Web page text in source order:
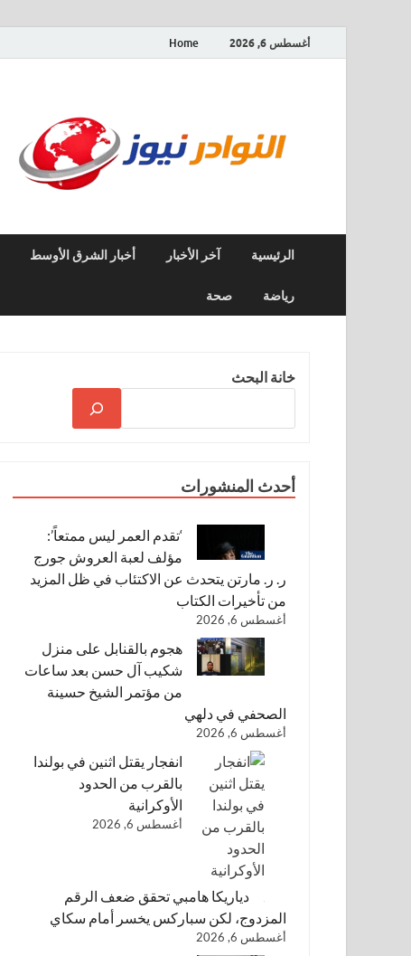
أغسطس 6, 2026 Home
الرئيسية آخر الأخبار أخبار الشرق الأوسط
رياضة صحة
خانة البحث
أحدث المنشورات
‘تقدم العمر ليس ممتعاً’:
مؤلف لعبة العروش جورج
ر. ر. مارتن يتحدث عن الاكتئاب في ظل المزيد
من تأخيرات الكتاب
أغسطس 6, 2026
هجوم بالقنابل على منزل
شكيب آل حسن بعد ساعات
من مؤتمر الشيخ حسينة
الصحفي في دلهي
أغسطس 6, 2026
انفجار يقتل اثنين في بولندا
بالقرب من الحدود
الأوكرانية
أغسطس 6, 2026
دياريكا هامبي تحقق ضعف الرقم
المزدوج، لكن سباركس يخسر أمام سكاي
أغسطس 6, 2026